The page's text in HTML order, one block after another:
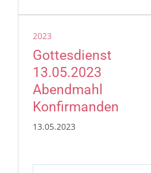
2023
Gottesdienst
13.05.2023
Abendmahl
Konfirmanden
13.05.2023